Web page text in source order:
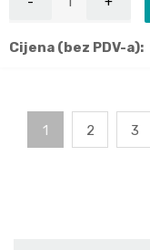
Cijena (bez PDV-a):
1 2 3